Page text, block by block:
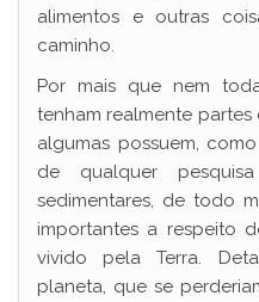
alimentos e outras
caminho.
Por mais que nem
tenham realmente partes
algumas possuem,
de qualquer
sedimentares, de todo
importantes a respeito
vivido pela Terra.
planeta, que se